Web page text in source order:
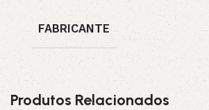
FABRICANTE
Produtos Relacionados